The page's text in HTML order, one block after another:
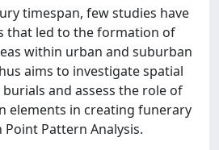
timespan, few studies have
that led to the formation of
within urban and suburban
aims to investigate spatial
and assess the role of
elements in creating funerary
Pattern Analysis.